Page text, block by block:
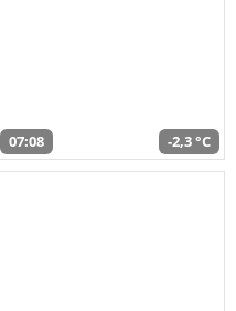
07:08 -2,3 °C